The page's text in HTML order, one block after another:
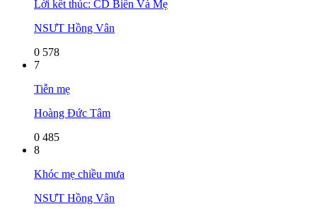
Lời kết thúc: CD Biển Và Mẹ
NSƯT Hồng Vân
0 578
7
Tiễn mẹ
Hoàng Đức Tâm
0 485
8
Khóc mẹ chiều mưa
NSƯT Hồng Vân